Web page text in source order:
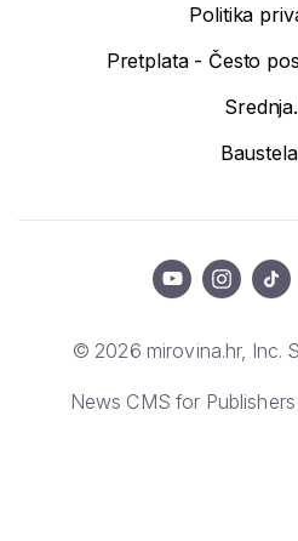
Politika
Pretplata - Često
© 2026 mirovina.hr, Inc.
News CMS for